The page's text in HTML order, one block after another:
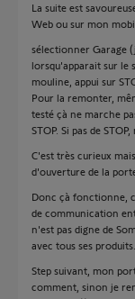
La suite est
Web ou sur mon
sélectionner Garage
lorsqu'apparait sur le
mouline, appui sur
Pour la remonter,
testé çà ne marche
STOP. Si pas de
C'est très curieux
d'ouverture de la
Donc çà fonctionne,
de communication
n'est pas digne de
avec tous ses produits.
Step suivant, mon
comment, sinon je